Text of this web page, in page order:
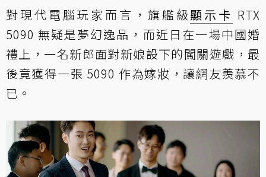
對現代電腦玩家而言，旗艦級顯示卡 RTX
5090 無疑是夢幻逸品，而近日在一場中國婚
禮上，一名新郎面對新娘設下的闖關遊戲，最
後竟獲得一張 5090 作為嫁妝，讓網友羨慕不
已。